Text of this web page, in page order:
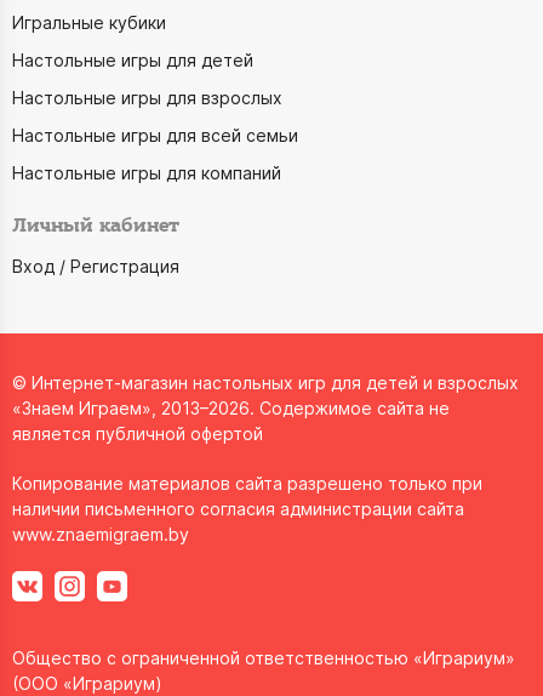
Игральные кубики
Настольные игры для детей
Настольные игры для взрослых
Настольные игры для всей семьи
Настольные игры для компаний
Личный кабинет
Вход / Регистрация
© Интернет-магазин настольных игр для детей и взрослых
«Знаем Играем», 2013–2026. Содержимое сайта не
является публичной офертой
Копирование материалов сайта разрешено только при
наличии письменного согласия администрации сайта
www.znaemigraem.by
Общество с ограниченной ответственностью «Играриум»
(ООО «Играриум)